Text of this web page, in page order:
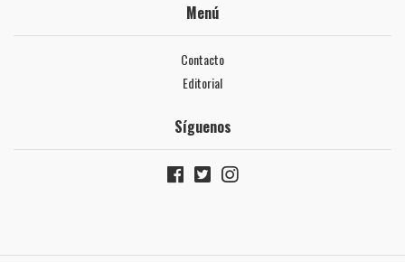
Menú
Contacto
Editorial
Síguenos